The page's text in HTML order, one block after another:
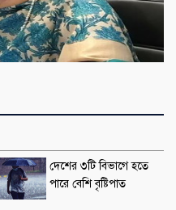
দেশের ৩টি বিভাগে হতে
পারে বেশি বৃষ্টিপাত